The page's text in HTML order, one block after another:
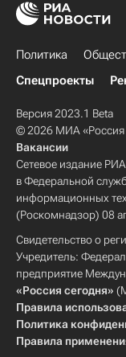
Политика
Спецпроекты
Версия 2023.1 Beta
© 2026 МИА «Россия
Вакансии
Сетевое издание
в Федеральной
информационных
(Роскомнадзор) 08
Свидетельство о
Учредитель:
предприятие
«Россия сегодня»
Правила
Политика
Правила